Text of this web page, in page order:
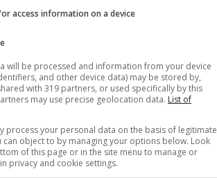
access information on a device
will be processed and information from your device
and other device data) may be stored by,
with 319 partners, or used specifically by this
may use precise geolocation data. List of
process your personal data on the basis of legitimate
can object to by managing your options below. Look
of this page or in the site menu to manage or
privacy and cookie settings.